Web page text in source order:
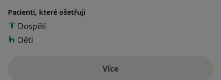
Pacienti, které ošetřuji
Dospělí
Děti
Víceo zkušenostech